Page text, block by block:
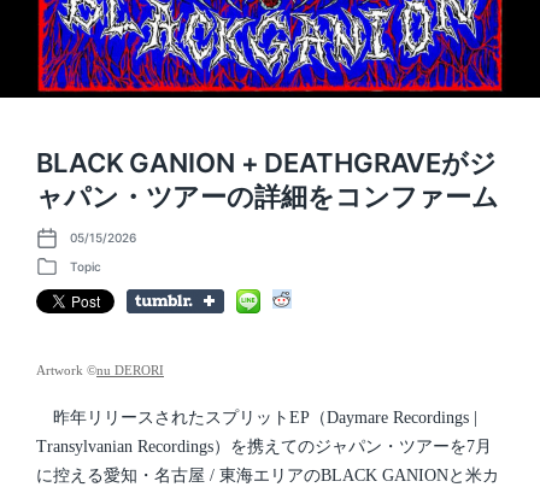
BLACK GANION + DEATHGRAVEがジ
ャパン・ツアーの詳細をコンファーム
P
o
t
d
e
05/15/2026
P
o
s
d
Topic
Artwork ©nu DERORI
昨年リリースされたスプリットEP（Daymare Recordings |
Transylvanian Recordings）を携えてのジャパン・ツアーを7月
に控える愛知・名古屋 / 東海エリアのBLACK GANIONと米カ